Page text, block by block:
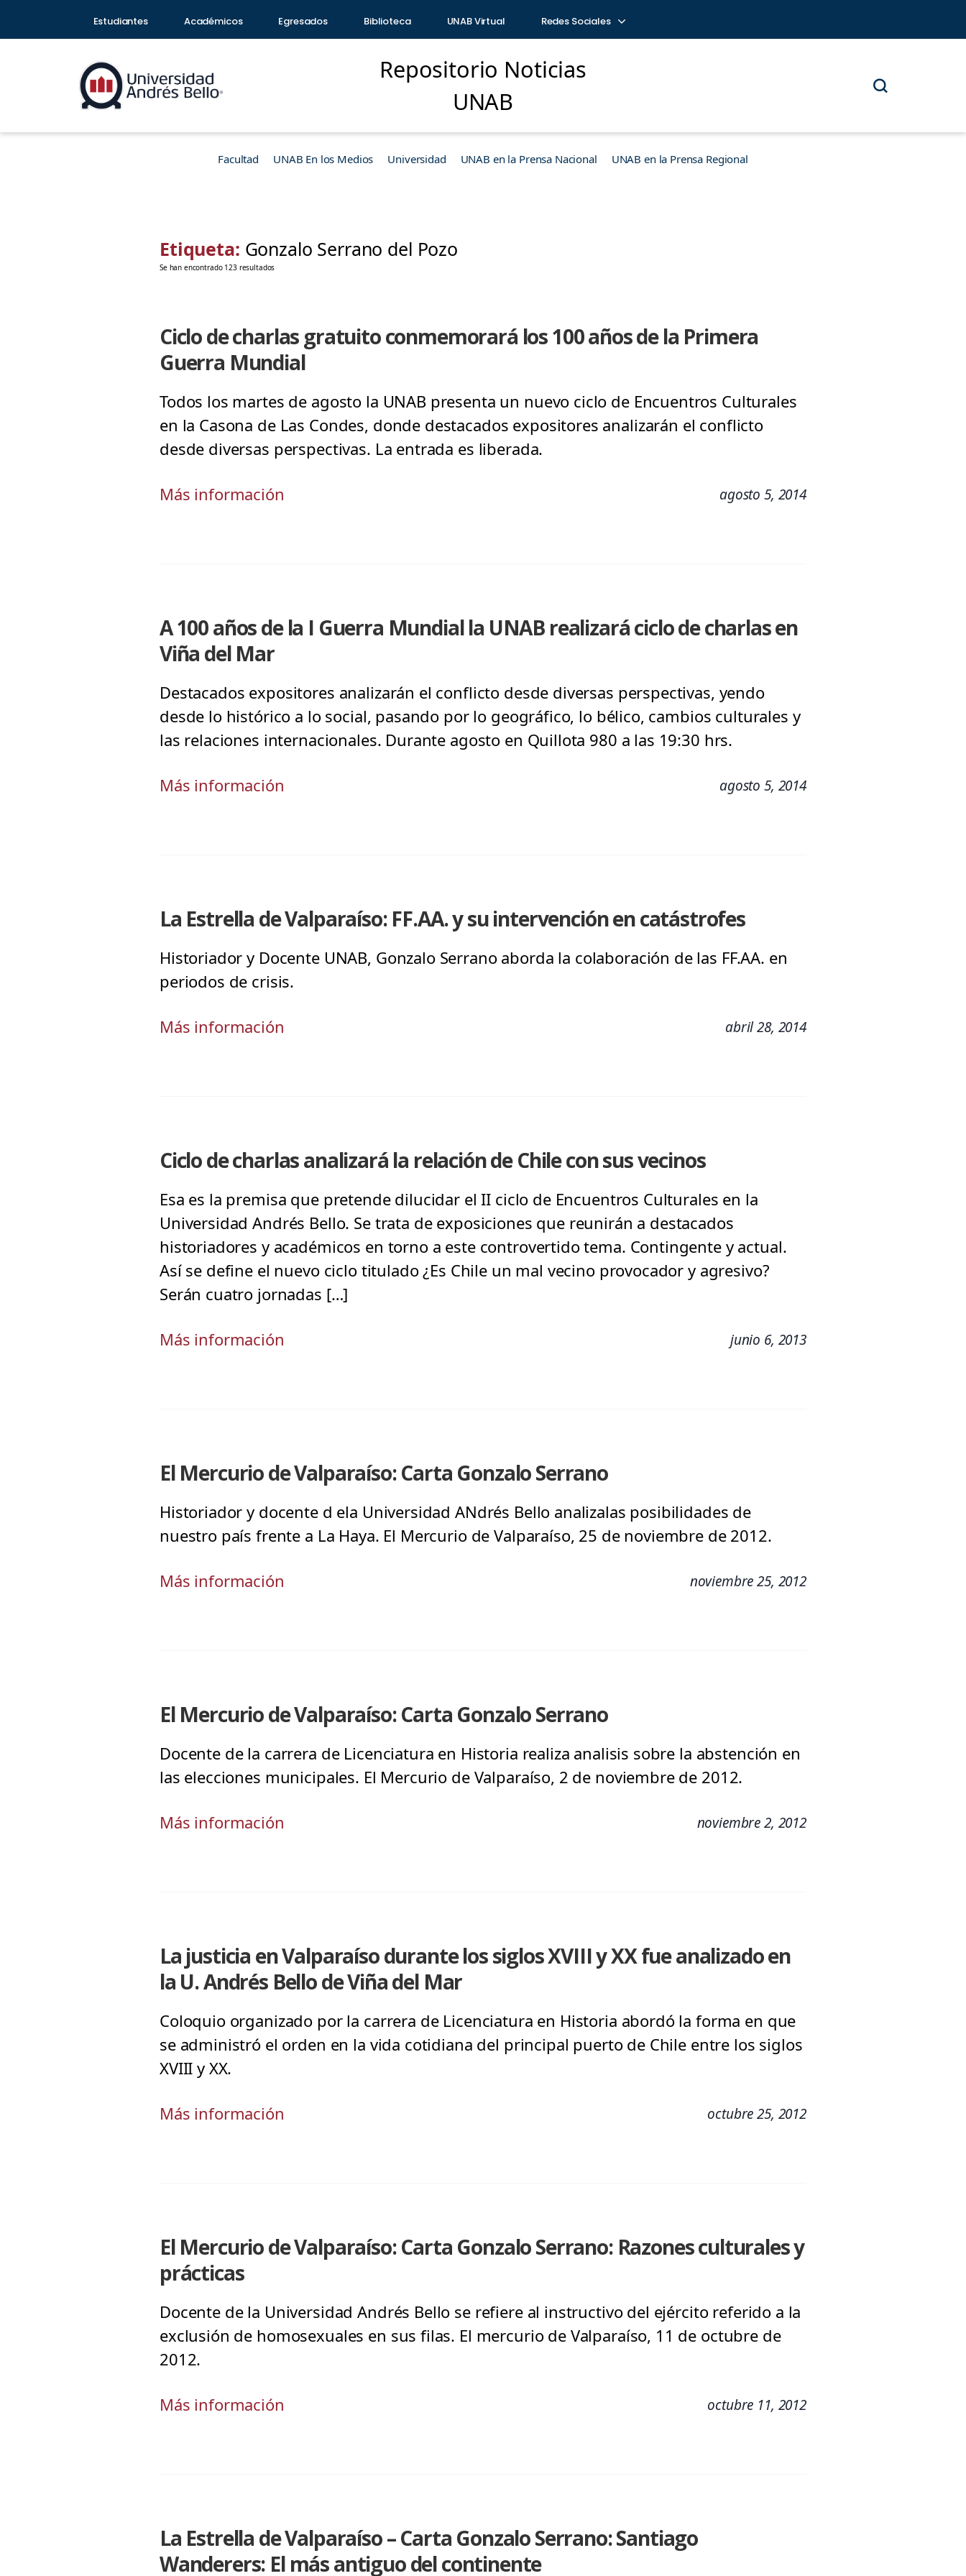
Estudiantes Académicos Egresados Biblioteca UNAB Virtual Redes Sociales
Repositorio Noticias
UNAB
Facultad UNAB En los Medios Universidad UNAB en la Prensa Nacional UNAB en la Prensa Regional
Etiqueta: Gonzalo Serrano del Pozo
Se han encontrado 123 resultados
Ciclo de charlas gratuito conmemorará los 100 años de la Primera
Guerra Mundial
Todos los martes de agosto la UNAB presenta un nuevo ciclo de Encuentros Culturales
en la Casona de Las Condes, donde destacados expositores analizarán el conflicto
desde diversas perspectivas. La entrada es liberada.
Más información agosto 5, 2014
A 100 años de la I Guerra Mundial la UNAB realizará ciclo de charlas en
Viña del Mar
Destacados expositores analizarán el conflicto desde diversas perspectivas, yendo
desde lo histórico a lo social, pasando por lo geográfico, lo bélico, cambios culturales y
las relaciones internacionales. Durante agosto en Quillota 980 a las 19:30 hrs.
Más información agosto 5, 2014
La Estrella de Valparaíso: FF.AA. y su intervención en catástrofes
Historiador y Docente UNAB, Gonzalo Serrano aborda la colaboración de las FF.AA. en
periodos de crisis.
Más información abril 28, 2014
Ciclo de charlas analizará la relación de Chile con sus vecinos
Esa es la premisa que pretende dilucidar el II ciclo de Encuentros Culturales en la
Universidad Andrés Bello. Se trata de exposiciones que reunirán a destacados
historiadores y académicos en torno a este controvertido tema. Contingente y actual.
Así se define el nuevo ciclo titulado ¿Es Chile un mal vecino provocador y agresivo?
Serán cuatro jornadas […]
Más información junio 6, 2013
El Mercurio de Valparaíso: Carta Gonzalo Serrano
Historiador y docente d ela Universidad ANdrés Bello analizalas posibilidades de
nuestro país frente a La Haya. El Mercurio de Valparaíso, 25 de noviembre de 2012.
Más información noviembre 25, 2012
El Mercurio de Valparaíso: Carta Gonzalo Serrano
Docente de la carrera de Licenciatura en Historia realiza analisis sobre la abstención en
las elecciones municipales. El Mercurio de Valparaíso, 2 de noviembre de 2012.
Más información noviembre 2, 2012
La justicia en Valparaíso durante los siglos XVIII y XX fue analizado en
la U. Andrés Bello de Viña del Mar
Coloquio organizado por la carrera de Licenciatura en Historia abordó la forma en que
se administró el orden en la vida cotidiana del principal puerto de Chile entre los siglos
XVIII y XX.
Más información octubre 25, 2012
El Mercurio de Valparaíso: Carta Gonzalo Serrano: Razones culturales y
prácticas
Docente de la Universidad Andrés Bello se refiere al instructivo del ejército referido a la
exclusión de homosexuales en sus filas. El mercurio de Valparaíso, 11 de octubre de
2012.
Más información octubre 11, 2012
La Estrella de Valparaíso – Carta Gonzalo Serrano: Santiago
Wanderers: El más antiguo del continente